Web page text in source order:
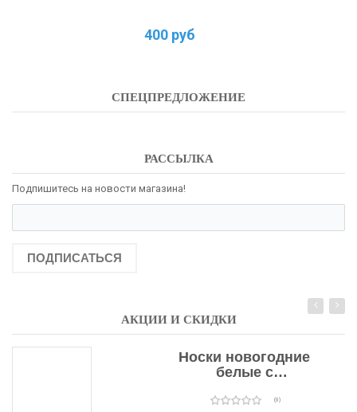
400 руб
СПЕЦПРЕДЛОЖЕНИЕ
РАССЫЛКА
Подпишитесь на новости магазина!
ПОДПИСАТЬСЯ
АКЦИИ И СКИДКИ
Носки новогодние
белые с
оленями(0)